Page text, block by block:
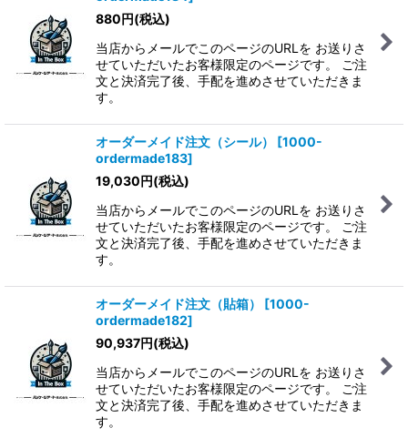
880円(税込)
当店からメールでこのページのURLを お送りさ
せていただいたお客様限定のページです。 ご注
文と決済完了後、手配を進めさせていただきま
す。
オーダーメイド注文（シール） [1000-
ordermade183]
19,030円(税込)
当店からメールでこのページのURLを お送りさ
せていただいたお客様限定のページです。 ご注
文と決済完了後、手配を進めさせていただきま
す。
オーダーメイド注文（貼箱） [1000-
ordermade182]
90,937円(税込)
当店からメールでこのページのURLを お送りさ
せていただいたお客様限定のページです。 ご注
文と決済完了後、手配を進めさせていただきま
す。